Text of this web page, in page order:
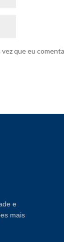
que eu
e
mais